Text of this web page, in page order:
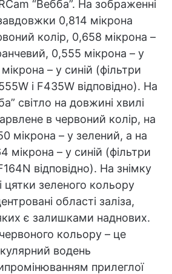
“Вебба”. На зображенні
0,814 мікрона
колір, 0,658 мікрона –
0,555 мікрона – у
– у синій (фільтри
і F435W відповідно). На
світло на довжині хвилі
в червоний колір, на
мікрона – у зелений, а на
мікрона – у синій (фільтри
відповідно). На знімку
цятки зеленого кольору
області заліза,
є залишками наднових.
кольору – це
водень
прилеглої